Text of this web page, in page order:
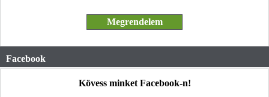
Facebook
Kövess minket Facebook-n!